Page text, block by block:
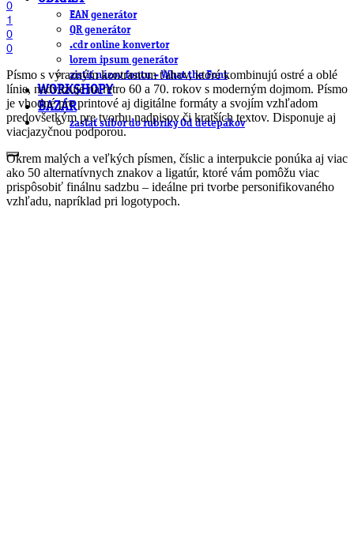
EAN generátor
QR generátor
.cdr online konvertor
lorem ipsum generátor
zistiť názov fontu – What the Font
WORKSHOPY
BAZÁR
zaslať súbor do rubriky Od detepákov
0
1
0
0
Písmo s výrazným kontrastom ťahov, ktoré kombinujú ostré a oblé
línie, nadväzuje na retro 60 a 70. rokov s moderným dojmom. Písmo
je vhodné pre printové aj digitálne formáty a svojím vzhľadom
predovšetkým pre tvorbu nadpisov či kratších textov. Disponuje aj
viacjazyčnou podporou.
Okrem malých a veľkých písmen, číslic a interpukcie ponúka aj viac
ako 50 alternatívnych znakov a ligatúr, ktoré vám pomôžu viac
prispôsobiť finálnu sadzbu – ideálne pri tvorbe personifikovaného
vzhľadu, napríklad pri logotypoch.